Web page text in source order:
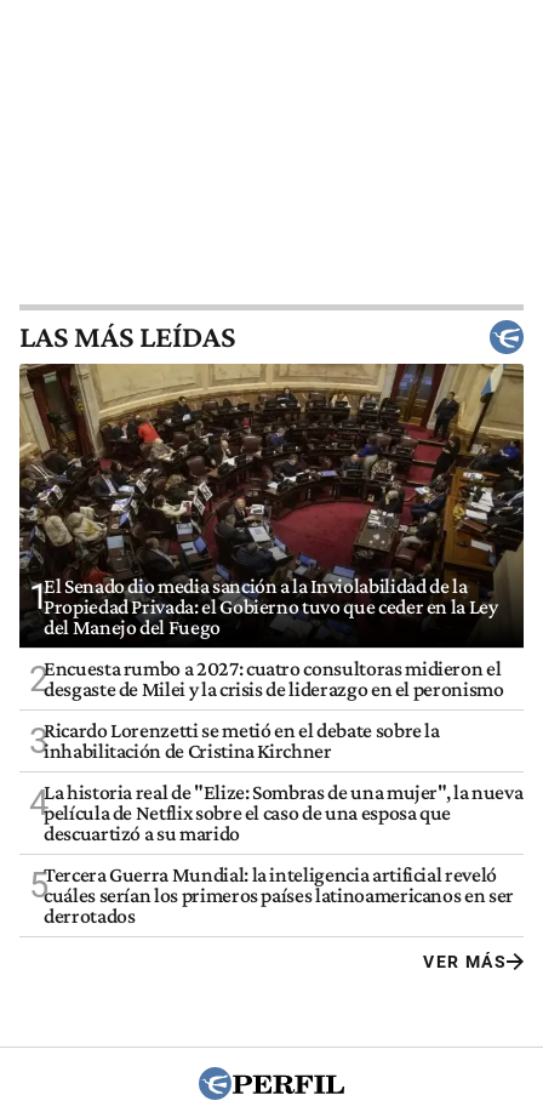
LAS MÁS LEÍDAS
1El Senado dio media sanción a la Inviolabilidad de la
Propiedad Privada: el Gobierno tuvo que ceder en la Ley
del Manejo del Fuego
2Encuesta rumbo a 2027: cuatro consultoras midieron el
desgaste de Milei y la crisis de liderazgo en el peronismo
3Ricardo Lorenzetti se metió en el debate sobre la
inhabilitación de Cristina Kirchner
4La historia real de "Elize: Sombras de una mujer", la nueva
película de Netflix sobre el caso de una esposa que
descuartizó a su marido
5Tercera Guerra Mundial: la inteligencia artificial reveló
cuáles serían los primeros países latinoamericanos en ser
derrotados
VER MÁS